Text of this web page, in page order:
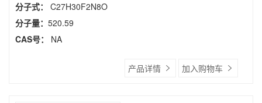
分子式： C27H30F2N8O
分子量： 520.59
CAS号：
NA
产品详情 加入购物车